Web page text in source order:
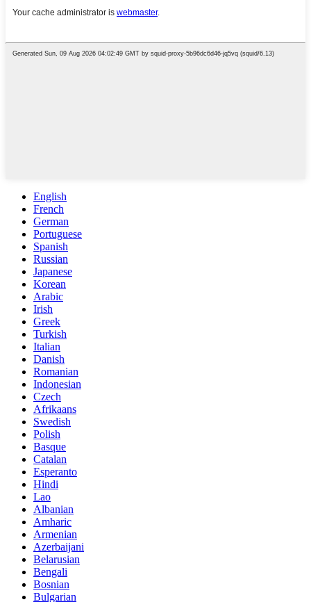
English
French
German
Portuguese
Spanish
Russian
Japanese
Korean
Arabic
Irish
Greek
Turkish
Italian
Danish
Romanian
Indonesian
Czech
Afrikaans
Swedish
Polish
Basque
Catalan
Esperanto
Hindi
Lao
Albanian
Amharic
Armenian
Azerbaijani
Belarusian
Bengali
Bosnian
Bulgarian